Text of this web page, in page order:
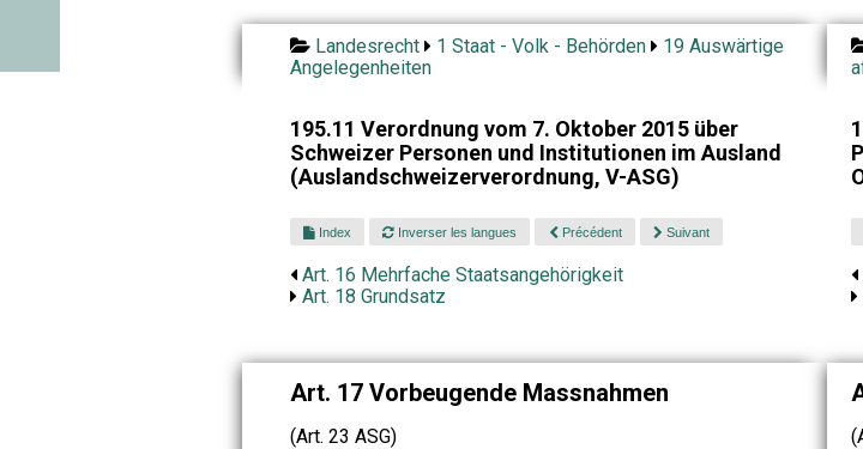
Landesrecht 1 Staat - Volk - Behörden
19 Auswärtige
Angelegenheiten
195.11 Verordnung vom 7. Oktober 2015 über
Schweizer Personen und Institutionen im Ausland
(Auslandschweizerverordnung, V-ASG)
Index Inverser les langues Précédent Suivant
Art. 16 Mehrfache Staatsangehörigkeit
Art. 18 Grundsatz
Art. 17 Vorbeugende Massnahmen
(Art. 23 ASG)